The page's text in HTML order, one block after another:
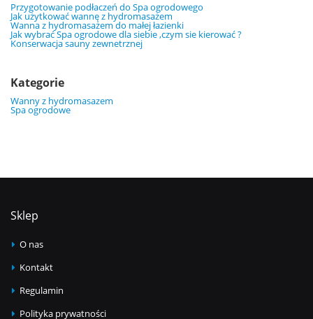
Przygotowanie podłaczeń do Spa ogrodowego
Jak użytkować wannę z hydromasażem
Wanna z hydromasażem do małej łazienki
Jak wybrać Spa ogrodowe dla siebie ,czym sie kierować ?
Konserwacja sauny zewnetrznej
Kategorie
Wanny z hydromasazem
Spa ogrodowe
Sklep
O nas
Kontakt
Regulamin
Polityka prywatności